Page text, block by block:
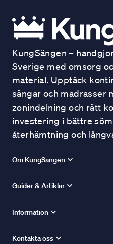
KungSängen –
Sverige med omsorg
material. Upptäck
sängar och madrasser
zonindelning och rätt
investering i bättre
återhämtning och
Om KungSängen
Guider & Artiklar
Information
Kontakta oss